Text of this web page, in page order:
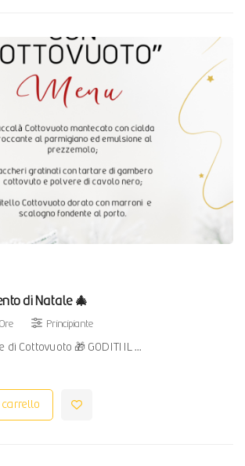
di Natale 🎄
Principiante
Cottovuoto 🎁 GODITI IL …